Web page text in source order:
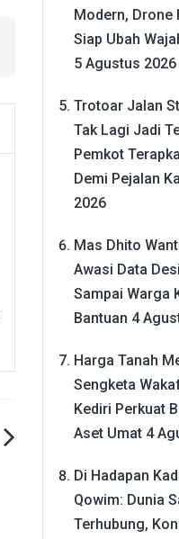
Modern, Drone
Siap Ubah
5 Agustus 2026
Trotoar Jalan
Tak Lagi Jadi
Pemkot
Demi Pejalan
2026
Mas Dhito
Awasi Data
Sampai Warga
Bantuan 4
Harga Tanah
Sengketa
Kediri Perkuat
Aset Umat 4
Di Hadapan
Qowim: Dunia
Terhubung,